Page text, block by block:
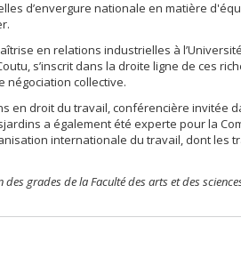
d’envergure nationale en matière
en relations industrielles à
s’inscrit dans la droite ligne de ces
négociation collective.
en droit du travail, conférencière invitée
a également été experte pour la
internationale du travail, dont les
grades de la Faculté des arts et des